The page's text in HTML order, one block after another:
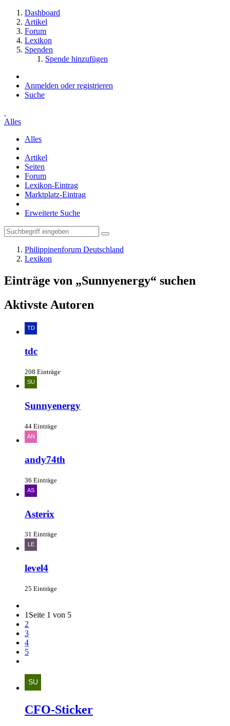
Dashboard
Artikel
Forum
Lexikon
Spenden
Spende hinzufügen
Anmelden oder registrieren
Suche
Alles
Alles
Artikel
Seiten
Forum
Lexikon-Eintrag
Marktplatz-Eintrag
Erweiterte Suche
Philippinenforum Deutschland
Lexikon
Einträge von „Sunnyenergy“ suchen
Aktivste Autoren
tdc
208 Einträge
Sunnyenergy
44 Einträge
andy74th
36 Einträge
Asterix
31 Einträge
level4
25 Einträge
1 Seite 1 von 5
2
3
4
5
CFO-Sticker